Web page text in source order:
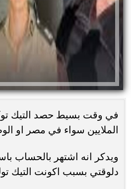
في وقت بسيط حصد التيك
الملايين سواء في مصر او
ويدكر انه اشتهر بالحساب
دلوقتي بسبب اكونت التيك